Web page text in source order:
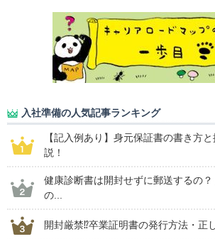
入社準備の人気記事ランキング
【記入例あり】身元保証書の書き方
説！
健康診断書は開封せずに郵送するの
の...
開封厳禁⁉卒業証明書の発行方法・正